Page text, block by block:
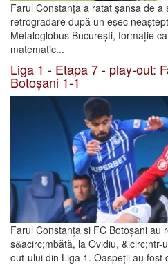
Farul Constanța a ratat șansa de a
retrogradare după un eșec
Metaloglobus București, formație
matematic...
Liga 1 - Etapa 7 - play-out:
Botoșani 1-1
Farul Constanța și FC Botoșani au
s&acirc;mbătă, la Ovidiu,
out-ului din Liga 1. Oaspeții au fost